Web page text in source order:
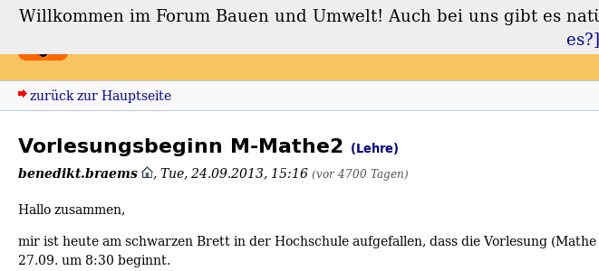
Forum Bauen und Umwelt
zurück zur Hauptseite
Vorlesungsbeginn M-Mathe2 (Lehre)
benedikt.braems ,Tue, 24.09.2013, 15:16 (vor 4700 Tagen)
Hallo zusammen,
mir ist heute am schwarzen Brett in der Hochschule aufgefallen, dass die Vorlesung
27.09. um 8:30 beginnt.
Willkommen im Forum Bauen und Umwelt! Auch bei uns gibt es
es?]